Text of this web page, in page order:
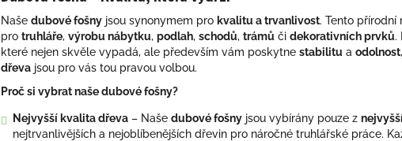
Naše dubové fošny jsou synonymem pro kvalitu a trvanlivost. Tento
pro truhláře, výrobu nábytku, podlah, schodů, trámů či dekorativních prvků.
které nejen skvěle vypadá, ale především vám poskytne stabilitu a odolnost
dřeva jsou pro vás tou pravou volbou.
Proč si vybrat naše dubové fošny?
Nejvyšší kvalita dřeva – Naše dubové fošny jsou vybírány pouze z
nejtrvanlivějších a nejoblíbenějších dřevin pro náročné truhlářské práce.